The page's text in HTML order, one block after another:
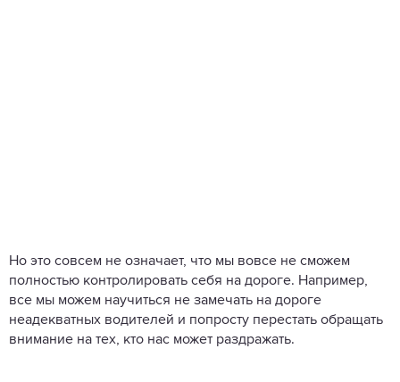
Но это совсем не означает, что мы вовсе не сможем
полностью контролировать себя на дороге. Например,
все мы можем научиться не замечать на дороге
неадекватных водителей и попросту перестать обращать
внимание на тех, кто нас может раздражать.